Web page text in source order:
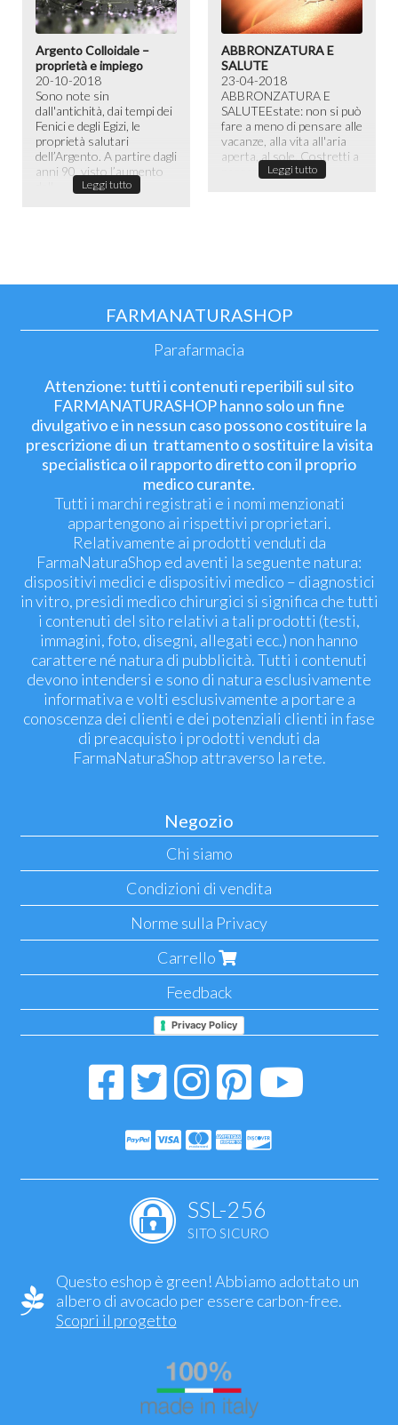
Argento Colloidale –
proprietà e impiego
20-10-2018
Sono note sin
dall'antichità, dai tempi dei
Fenici e degli Egizi, le
proprietà salutari
dell’Argento. A partire dagli
anni 90, visto l’aumento
Leggi tutto
ABBRONZATURA E
SALUTE
23-04-2018
ABBRONZATURA E
SALUTE​ Estate: non si può
fare a meno di pensare alle
vacanze, alla vita all'aria
aperta, al sole. Costretti a
passare la maggior ...
Leggi tutto
FARMANATURASHOP
Parafarmacia
Attenzione: tutti i contenuti reperibili sul sito
FARMANATURASHOP hanno solo un fine
divulgativo e in nessun caso possono costituire la
prescrizione di un trattamento o sostituire la visita
specialistica o il rapporto diretto con il proprio
medico curante.
Tutti i marchi registrati e i nomi menzionati
appartengono ai rispettivi proprietari.
Relativamente ai prodotti venduti da
FarmaNaturaShop ed aventi la seguente natura:
dispositivi medici e dispositivi medico – diagnostici
in vitro, presidi medico chirurgici si significa che tutti
i contenuti del sito relativi a tali prodotti (testi,
immagini, foto, disegni, allegati ecc.) non hanno
carattere né natura di pubblicità. Tutti i contenuti
devono intendersi e sono di natura esclusivamente
informativa e volti esclusivamente a portare a
conoscenza dei clienti e dei potenziali clienti in fase
di preacquisto i prodotti venduti da
FarmaNaturaShop attraverso la rete.
Negozio
Chi siamo
Condizioni di vendita
Norme sulla Privacy
Carrello
Feedback
Privacy Policy
SSL-256
SITO SICURO
Questo eshop è green! Abbiamo adottato un
albero di avocado per essere carbon-free.
Scopri il progetto